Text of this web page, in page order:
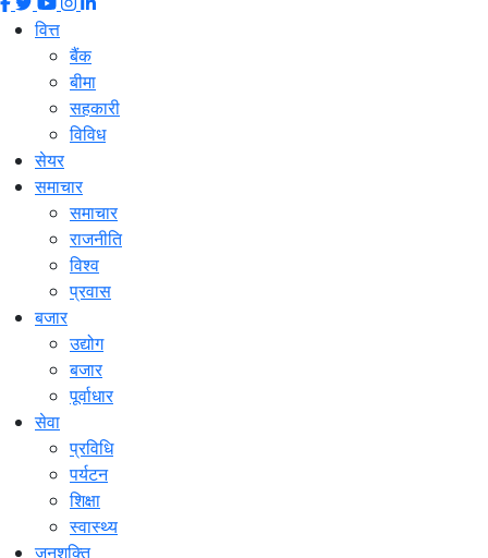
वित्त
बैंक
बीमा
सहकारी
विविध
सेयर
समाचार
समाचार
राजनीति
विश्व
प्रवास
बजार
उद्योग
बजार
पूर्वाधार
सेवा
प्रविधि
पर्यटन
शिक्षा
स्वास्थ्य
जनशक्ति